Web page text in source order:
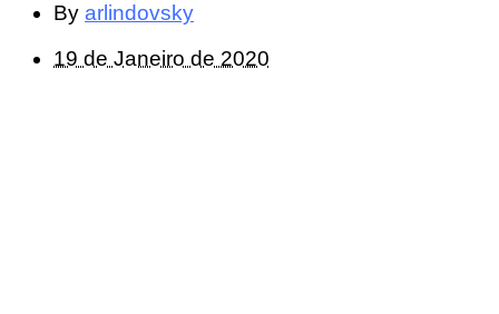
By arlindovsky
19 de Janeiro de 2020